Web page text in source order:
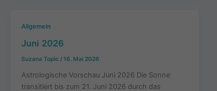
Allgemein
Juni 2026
Suzana Topic/16. Mai 2026
Astrologische Vorschau Juni 2026 Die Sonne
transitiert bis zum 21. Juni 2026 durch das